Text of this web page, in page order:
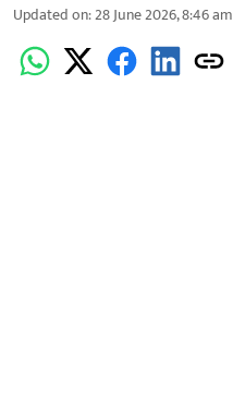
Updated on:28 June 2026, 8:46 am